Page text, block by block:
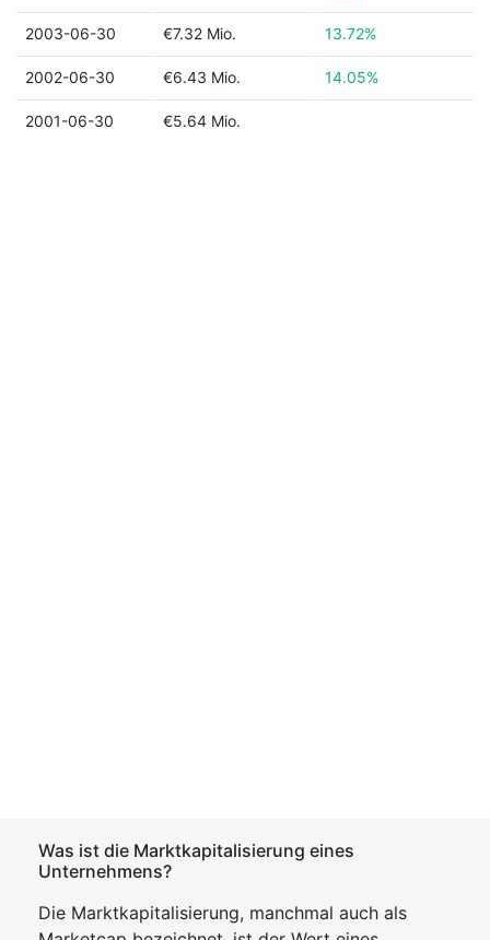
2003-06-30 €7.32 Mio. 13.72%
2002-06-30 €6.43 Mio. 14.05%
2001-06-30 €5.64 Mio.
Was ist die Marktkapitalisierung eines
Unternehmens?
Die Marktkapitalisierung, manchmal auch als